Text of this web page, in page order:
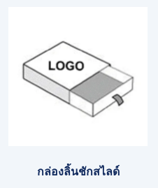
กล่องลิ้นชักสไลด์